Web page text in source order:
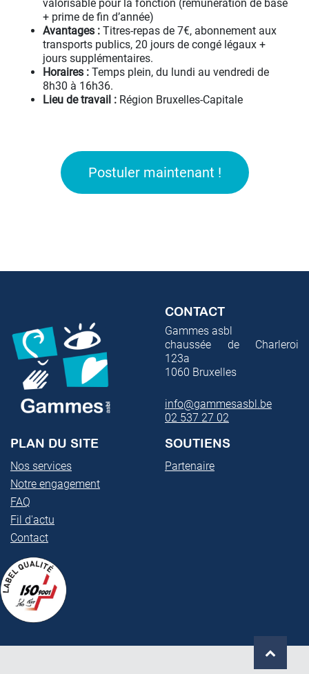
valorisable pour la fonction (rémunération de base
+ prime de fin d’année)
Avantages : Titres-repas de 7€, abonnement aux
transports publics, 20 jours de congé légaux +
jours supplémentaires.
Horaires : Temps plein, du lundi au vendredi de
8h30 à 16h36.
Lieu de travail : Région Bruxelles-Capitale
Postuler maintenant !
CONTACT
Gammes asbl
chaussée de Charleroi
123a
1060 Bruxelles
info@gammesasbl.be
02 537 27 02
PLAN DU SITE
Nos services
Notre engagement
FAQ
Fil d'actu
Contact
SOUTIENS
Partenaire